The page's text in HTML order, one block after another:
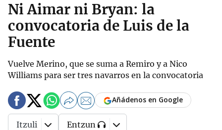
Ni Aimar ni Bryan: la
convocatoria de Luis de la
Fuente
Vuelve Merino, que se suma a Remiro y a Nico
Williams para ser tres navarros en la convocatoria
Añádenos en Google
Itzuli Entzun